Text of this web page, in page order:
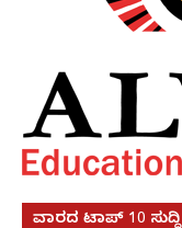
ವಾರದ ಟಾಪ್ 10 ಸುದ್ದಿ